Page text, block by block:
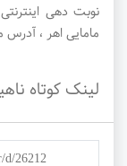
نوبت دهی
مامایی اهر ،
لینک کوتاه
d/26212